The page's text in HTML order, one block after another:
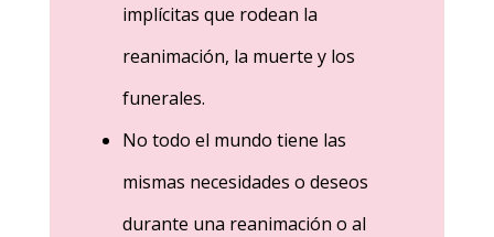
implícitas que rodean la
reanimación, la muerte y los
funerales.
No todo el mundo tiene las
mismas necesidades o deseos
durante una reanimación o al